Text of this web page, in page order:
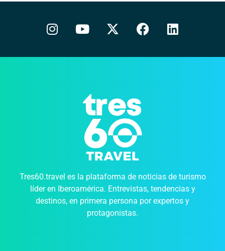
Tres60.travel es la plataforma de noticias de turismo
líder en Iberoamérica. Entrevistas, tendencias y
destinos, en primera persona por expertos y
protagonistas.